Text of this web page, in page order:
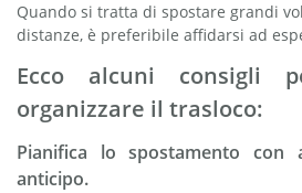
Quando si tratta di spostare grandi
distanze, è preferibile affidarsi ad
Ecco alcuni consigli
organizzare il trasloco:
Pianifica lo spostamento
anticipo.